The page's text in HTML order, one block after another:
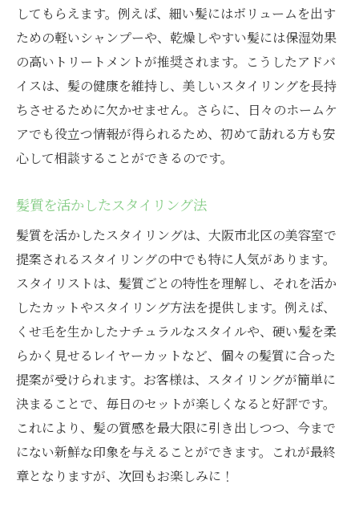
してもらえます。例えば、細い髪にはボリュームを出す
ための軽いシャンプーや、乾燥しやすい髪には保湿効果
の高いトリートメントが推奨されます。こうしたアドバ
イスは、髪の健康を維持し、美しいスタイリングを長持
ちさせるために欠かせません。さらに、日々のホームケ
アでも役立つ情報が得られるため、初めて訪れる方も安
心して相談することができるのです。
髪質を活かしたスタイリング法
髪質を活かしたスタイリングは、大阪市北区の美容室で
提案されるスタイリングの中でも特に人気があります。
スタイリストは、髪質ごとの特性を理解し、それを活か
したカットやスタイリング方法を提供します。例えば、
くせ毛を生かしたナチュラルなスタイルや、硬い髪を柔
らかく見せるレイヤーカットなど、個々の髪質に合った
提案が受けられます。お客様は、スタイリングが簡単に
決まることで、毎日のセットが楽しくなると好評です。
これにより、髪の質感を最大限に引き出しつつ、今まで
にない新鮮な印象を与えることができます。これが最終
章となりますが、次回もお楽しみに！